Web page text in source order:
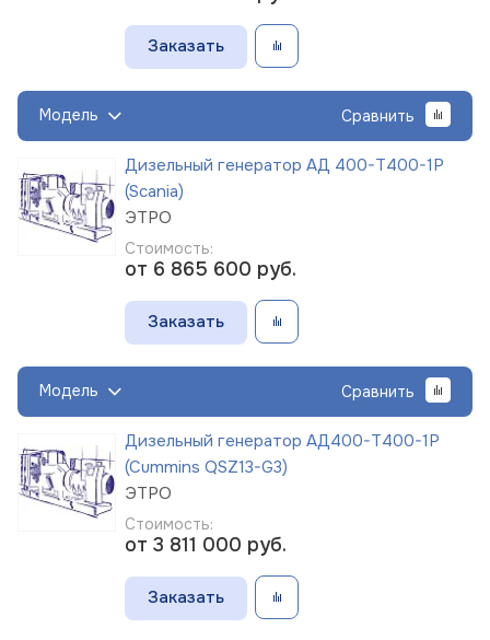
Заказать
Модель Сравнить
Дизельный генератор АД 400-Т400-1Р
(Scania)
ЭТРО
Стоимость:
от 6 865 600 руб.
Заказать
Модель Сравнить
Дизельный генератор АД400-Т400-1Р
(Cummins QSZ13-G3)
ЭТРО
Стоимость:
от 3 811 000 руб.
Заказать